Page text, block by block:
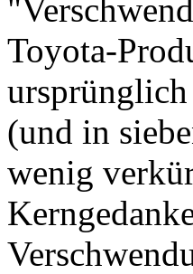
Toyota-
(und in
wenig